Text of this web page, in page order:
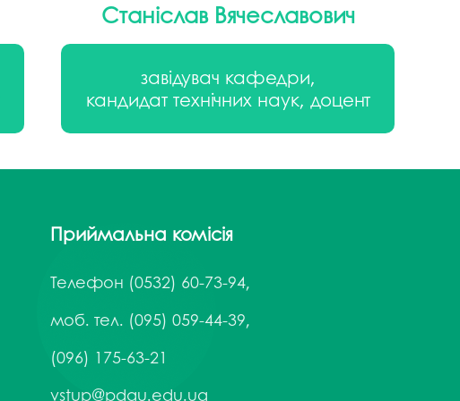
госпдоговірних робіт (послуг)
Станіслав Вячеславович
завідувач кафедри,
кандидат технічних наук, доцент
Приймальна комісія
Телефон (0532) 60-73-94,
моб. тел. (095) 059-44-39,
(096) 175-63-21
vstup@pdau.edu.ua